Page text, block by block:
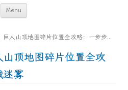
Menu
content
山顶地图碎片位置全攻略：一步步点亮雪域迷雾
山顶地图碎片位置全攻
迷雾